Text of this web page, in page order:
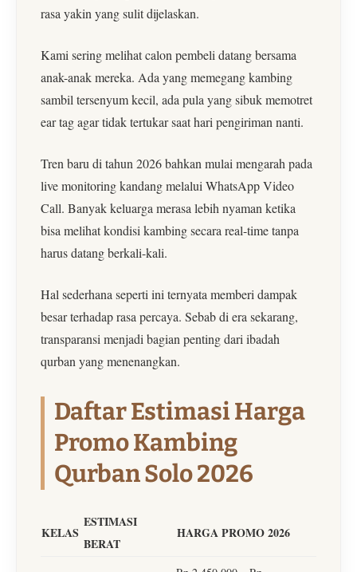
rasa yakin yang sulit dijelaskan.
Kami sering melihat calon pembeli datang bersama
anak-anak mereka. Ada yang memegang kambing
sambil tersenyum kecil, ada pula yang sibuk memotret
ear tag agar tidak tertukar saat hari pengiriman nanti.
Tren baru di tahun 2026 bahkan mulai mengarah pada
live monitoring kandang melalui WhatsApp Video
Call. Banyak keluarga merasa lebih nyaman ketika
bisa melihat kondisi kambing secara real-time tanpa
harus datang berkali-kali.
Hal sederhana seperti ini ternyata memberi dampak
besar terhadap rasa percaya. Sebab di era sekarang,
transparansi menjadi bagian penting dari ibadah
qurban yang menenangkan.
Daftar Estimasi Harga
Promo Kambing
Qurban Solo 2026
KELAS
ESTIMASI
BERAT
HARGA PROMO 2026